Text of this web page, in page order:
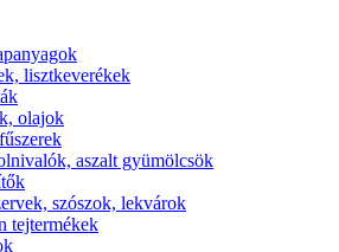
lisztkeverékek
olajok
aszalt gyümölcsök
szószok, lekvárok
tejtermékek